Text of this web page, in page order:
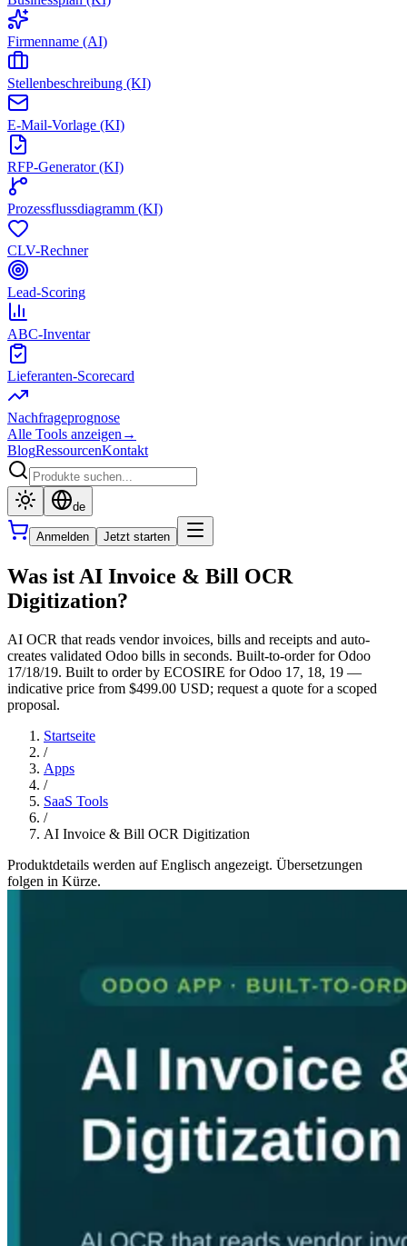
Firmenname (AI)
Stellenbeschreibung (KI)
E-Mail-Vorlage (KI)
RFP-Generator (KI)
Prozessflussdiagramm (KI)
CLV-Rechner
Lead-Scoring
ABC-Inventar
Lieferanten-Scorecard
Nachfrageprognose
Alle Tools anzeigen →
BlogRessourcenKontakt
de
Anmelden Jetzt starten
Was ist AI Invoice & Bill OCR
Digitization?
AI OCR that reads vendor invoices, bills and receipts and auto-
creates validated Odoo bills in seconds. Built-to-order for Odoo
17/18/19. Built to order by ECOSIRE for Odoo 17, 18, 19 —
indicative price from $499.00 USD; request a quote for a scoped
proposal.
Startseite
/
Apps
/
SaaS Tools
/
AI Invoice & Bill OCR Digitization
Produktdetails werden auf Englisch angezeigt. Übersetzungen
folgen in Kürze.